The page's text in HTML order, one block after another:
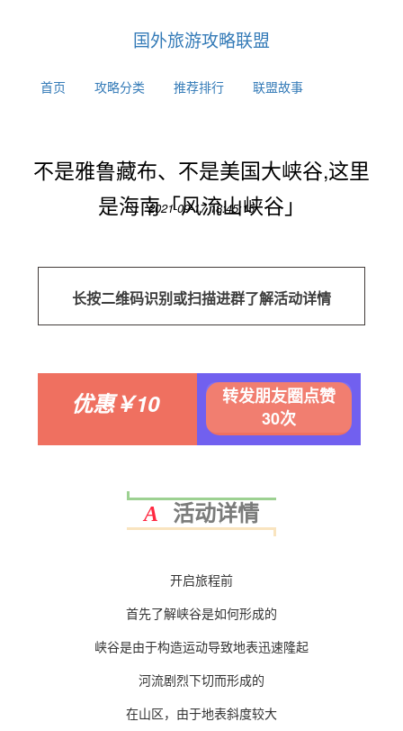
国外旅游攻略联盟
首页 攻略分类 推荐排行 联盟故事
不是雅鲁藏布、不是美国大峡谷,这里
是海南「风流山峡谷」
2021-09-17 18:45:15
长按二维码识别或扫描进群了解活动详情
优惠￥10
转发朋友圈点赞
30次
A 活动详情
开启旅程前
首先了解峡谷是如何形成的
峡谷是由于构造运动导致地表迅速隆起
河流剧烈下切而形成的
在山区，由于地表斜度较大